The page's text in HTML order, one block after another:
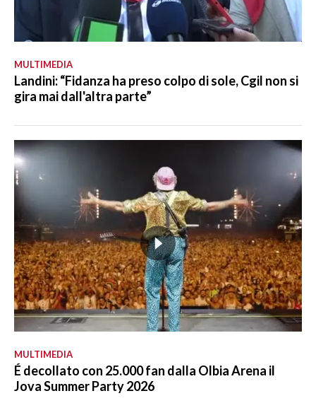
MULTIMEDIA
Landini: “Fidanza ha preso colpo di sole, Cgil non si
gira mai dall'altra parte”
MULTIMEDIA
É decollato con 25.000 fan dalla Olbia Arena il
Jova Summer Party 2026